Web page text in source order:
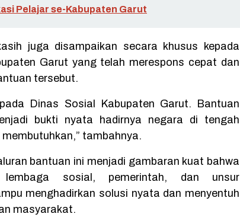
Pelajar se-Kabupaten Garut
juga disampaikan secara khusus kepada
Garut yang telah merespons cepat dan
tersebut.
Dinas Sosial Kabupaten Garut. Bantuan
bukti nyata hadirnya negara di tengah
tambahnya.
bantuan ini menjadi gambaran kuat bahwa
sosial, pemerintah, dan unsur
menghadirkan solusi nyata dan menyentuh
masyarakat.